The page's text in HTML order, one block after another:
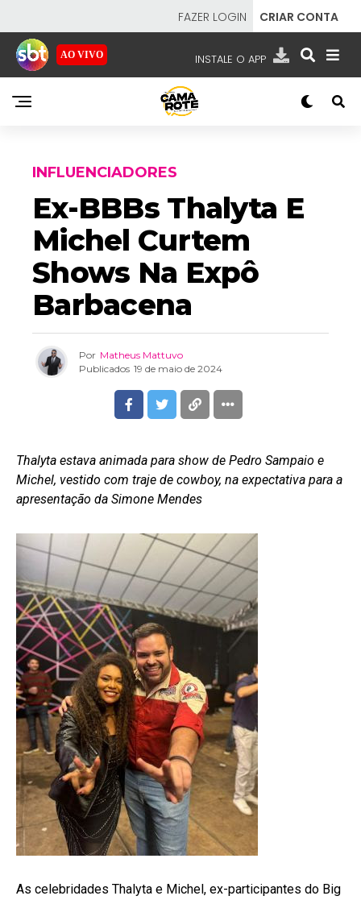
FAZER LOGIN CRIAR CONTA
AO VIVO INSTALE O APP
EMISSORAS
SBT- SISTEMA BRASILEIRO DE TELEVISÃO
INFLUENCIADORES
Ex-BBBs Thalyta E
Michel Curtem
Shows Na Expô
Barbacena
Por Matheus Mattuvo
Publicados 19 de maio de 2024
Thalyta estava animada para show de Pedro Sampaio e
Michel, vestido com traje de cowboy, na expectativa para a
apresentação da Simone Mendes
As celebridades Thalyta e Michel, ex-participantes do Big